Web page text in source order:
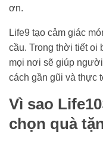
ơn.
Life9 tạo cảm giác
cầu. Trong thời tiết oi
mọi nơi sẽ giúp
cách gần gũi và thực
Vì sao
chọn quà